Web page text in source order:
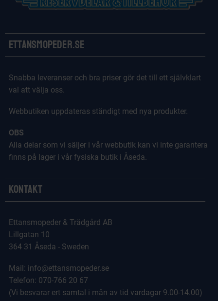
Ettansmopeder.se
Snabba leveranser och bra priser gör det till ett självklart
val att välja oss.
Webbutiken uppdateras ständigt med nya produkter.
OBS
Alla delar som vi säljer i vår webbutik kan vi inte garantera
finns på lager i vår fysiska butik i Åseda.
Kontakt
Ettansmopeder & Trädgård AB
Lillgatan 10
364 31 Åseda - Sweden
Mail: info@ettansmopeder.se
Telefon: 070-766 20 67
(Vi besvarar ert samtal i mån av tid vardagar 9.00-14.00)